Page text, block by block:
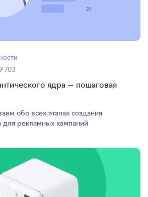
703
ядра — пошаговая
обо всех этапах создания
для рекламных кампаний